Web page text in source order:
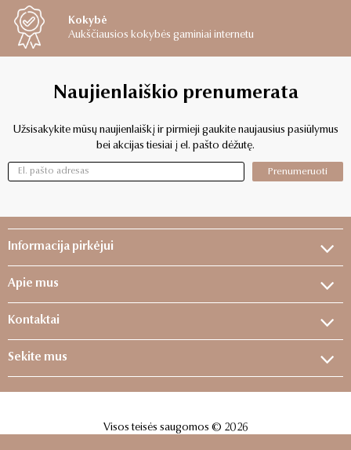
Kokybė
Aukščiausios kokybės gaminiai internetu
Naujienlaiškio prenumerata
Užsisakykite mūsų naujienlaiškį ir pirmieji gaukite naujausius pasiūlymus
bei akcijas tiesiai į el. pašto dėžutę.
Prenumeruoti
Informacija pirkėjui
Apie mus
Kontaktai
Sekite mus
Visos teisės saugomos © 2026